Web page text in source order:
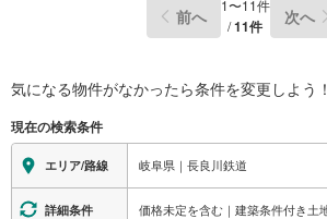
前へ 1〜11件
/11件 次へ
気になる物件がなかったら条件を変更しよう！
現在の検索条件
エリア/路線 岐阜県｜長良川鉄道
詳細条件